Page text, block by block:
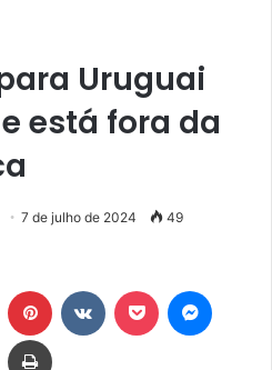
Uruguai
está fora da
7 de julho de 2024 49
Tumblr Pinterest Pocket
Compartilhar via e-mail Imprimir